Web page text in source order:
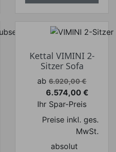
Kettal VIMINI 2-
Sitzer Sofa
Verkaufspreis
ab 6.920,00 €
Preis
6.574,00 €
Ihr Spar-Preis
Preise inkl. ges.
MwSt.
absolut